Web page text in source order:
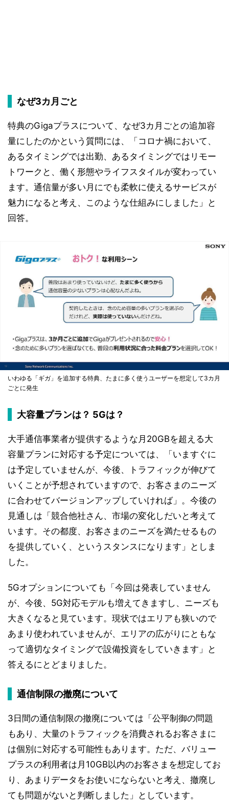
なぜ3カ月ごと
特典のGigaプラスについて、なぜ3カ月ごとの追加容
量にしたのかという質問には、「コロナ禍において、
あるタイミングでは出勤、あるタイミングではリモー
トワークと、働く形態やライフスタイルが変わってい
ます。通信量が多い月にでも柔軟に使えるサービスが
魅力になると考え、このような仕組みにしました」と
回答。
いわゆる「ギガ」を追加する特典、たまに多く使うユーザーを想定して3カ月
ごとに発生
大容量プランは？ 5Gは？
大手通信事業者が提供するような月20GBを超える大
容量プランに対応する予定については、「いますぐに
は予定していませんが、今後、トラフィックが伸びて
いくことが予想されていますので、お客さまのニーズ
に合わせてバージョンアップしていければ」。今後の
見通しは「競合他社さん、市場の変化しだいと考えて
います。その都度、お客さまのニーズを満たせるもの
を提供していく、というスタンスになります」としま
した。
5Gオプションについても「今回は発表していません
が、今後、5G対応モデルも増えてきますし、ニーズも
大きくなると見ています。現状ではエリアも狭いので
あまり使われていませんが、エリアの広がりにともな
って適切なタイミングで設備投資をしていきます」と
答えるにとどまりました。
通信制限の撤廃について
3日間の通信制限の撤廃については「公平制御の問題
もあり、大量のトラフィックを消費されるお客さまに
は個別に対応する可能性もあります。ただ、バリュー
プラスの利用者は月10GB以内のお客さまを想定してお
り、あまりデータをお使いにならないと考え、撤廃し
ても問題がないと判断しました」としています。